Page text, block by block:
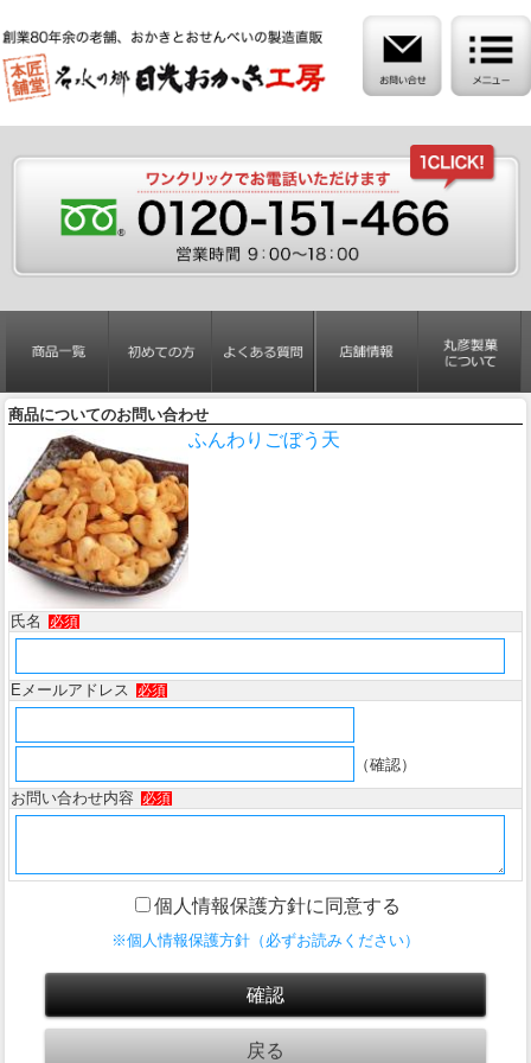
商品についてのお問い合わせ
ふんわりごぼう天
氏名 必須
Eメールアドレス 必須
（確認）
お問い合わせ内容
必須
個人情報保護方針に同意する
※個人情報保護方針（必ずお読みください）